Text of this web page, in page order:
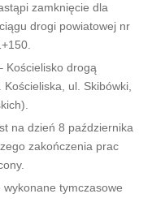
zamknięcie dla
drogi powiatowej nr
Kościelisko drogą
ul. Skibówki,
na dzień 8 października
zakończenia prac
tymczasowe